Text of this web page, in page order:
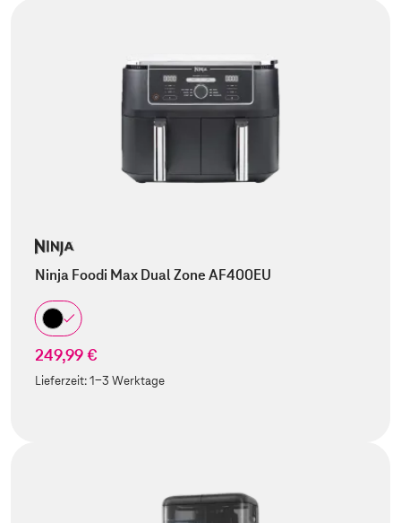
Ninja Foodi Max Dual Zone AF400EU
249,99 €
Lieferzeit:1-3 Werktage